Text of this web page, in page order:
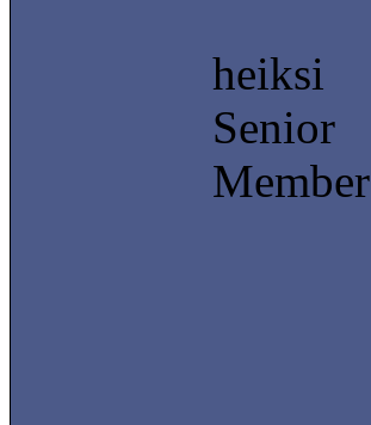
heiksi
Senior
Member